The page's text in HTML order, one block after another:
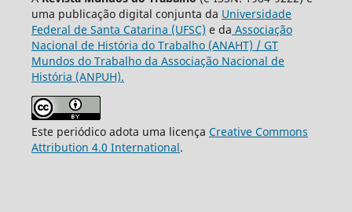
uma publicação digital conjunta da Universidade
Federal de Santa Catarina (UFSC) e da Associação
Nacional de História do Trabalho (ANAHT) / GT
Mundos do Trabalho da Associação Nacional de
História (ANPUH).
Este periódico adota uma licença Creative Commons
Attribution 4.0 International.